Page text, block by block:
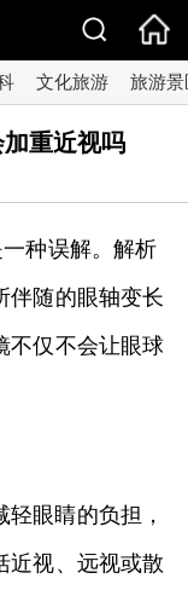
文化旅游 旅游景
重近视吗
种误解。解析
伴随的眼轴变长
不仅不会让眼球
眼睛的负担，
近视、远视或散